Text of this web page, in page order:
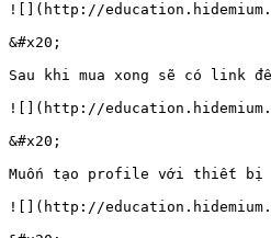
![](http://
&#x20;
Sau khi mua xong sẽ có link
![](http://
&#x20;
Muốn tạo profile với thiết bị
![](http://